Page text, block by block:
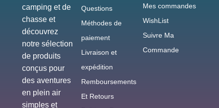
camping et de
chasse et
découvrez
notre sélection
de produits
conçus pour
des aventures
en plein air
simples et
Questions
Méthodes de
paiement
Livraison et
expédition
Remboursements
Et Retours
Mes commandes
WishList
Suivre Ma
Commande